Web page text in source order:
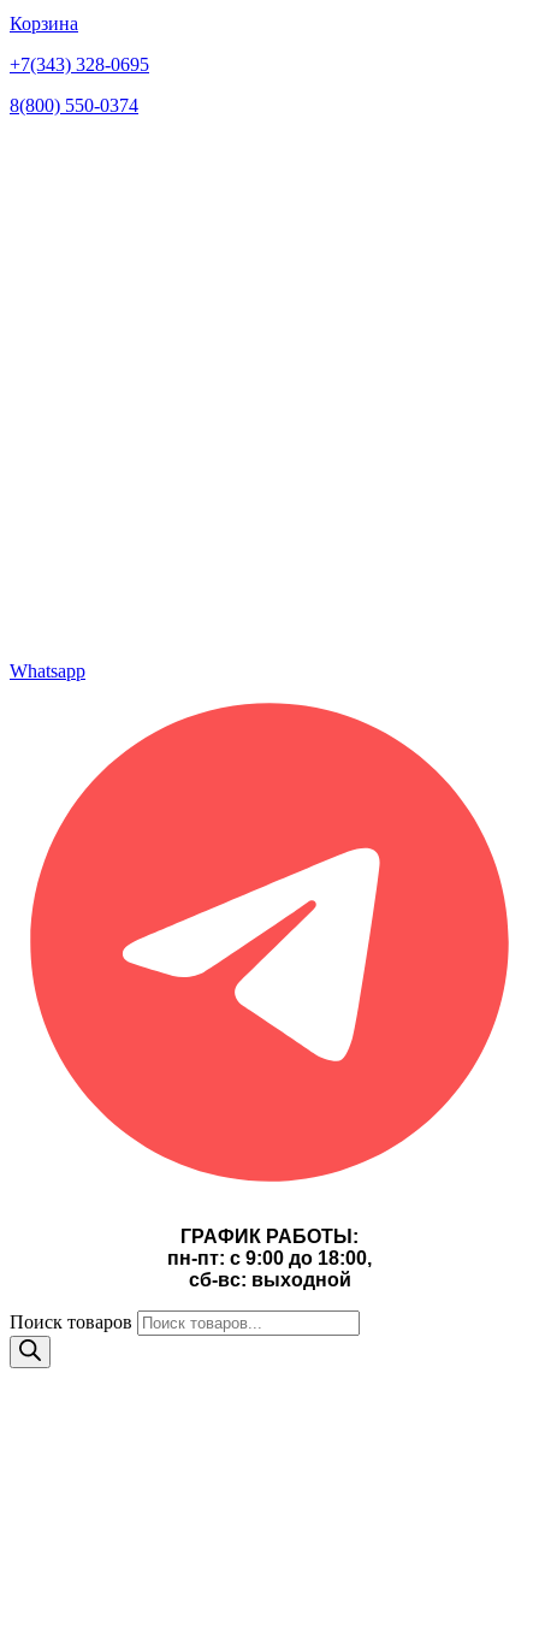
Корзина
+7(343) 328-0695
8(800) 550-0374
Whatsapp
ГРАФИК РАБОТЫ:
пн-пт: с 9:00 до 18:00,
сб-вс: выходной
Поиск товаров